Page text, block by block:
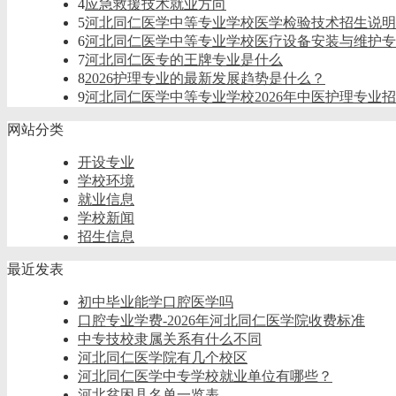
4应急救援技术就业方向
5河北同仁医学中等专业学校医学检验技术招生说明
6河北同仁医学中等专业学校医疗设备安装与维护
7河北同仁医专的王牌专业是什么
82026护理专业的最新发展趋势是什么？
9河北同仁医学中等专业学校2026年中医护理专业
网站分类
开设专业
学校环境
就业信息
学校新闻
招生信息
最近发表
初中毕业能学口腔医学吗
口腔专业学费-2026年河北同仁医学院收费标准
中专技校隶属关系有什么不同
河北同仁医学院有几个校区
河北同仁医学中专学校就业单位有哪些？